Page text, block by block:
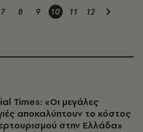
7 8 9 10 11 12
Times: «Οι μεγάλες
αποκαλύπτουν το κόστος
στην Ελλάδα»